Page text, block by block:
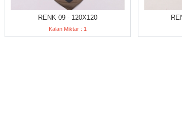
RENK-09 - 120X120
Kalan Miktar : 1